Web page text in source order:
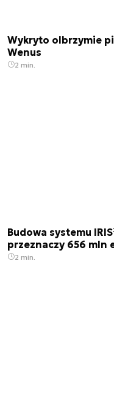
Wykryto olbrzymie
Wenus
2 min.
Budowa systemu
przeznaczy 656 mln
2 min.